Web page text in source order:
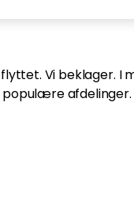
Vi beklager. I
populære afdelinger.